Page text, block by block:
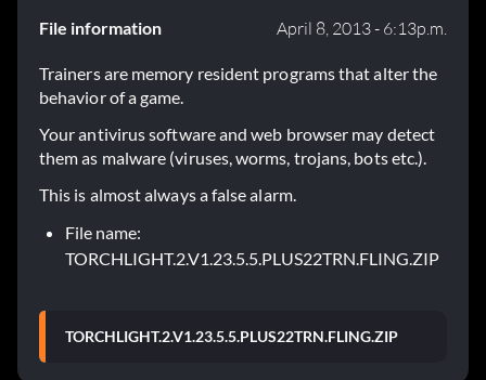
File information April 8, 2013 - 6:13p.m.
Trainers are memory resident programs that alter the
behavior of a game.
Your antivirus software and web browser may detect
them as malware (viruses, worms, trojans, bots etc.).
This is almost always a false alarm.
File name:
TORCHLIGHT.2.V1.23.5.5.PLUS22TRN.FLING.ZIP
TORCHLIGHT.2.V1.23.5.5.PLUS22TRN.FLING.ZIP